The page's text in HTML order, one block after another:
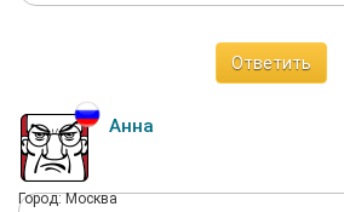
Ответить
Анна
Город: Москва